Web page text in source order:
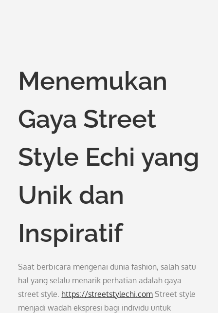
Menemukan
Gaya Street
Style Echi yang
Unik dan
Inspiratif
Saat berbicara mengenai dunia fashion, salah satu
hal yang selalu menarik perhatian adalah gaya
street style. https://streetstylechi.com Street style
menjadi wadah ekspresi bagi individu untuk